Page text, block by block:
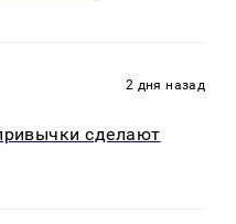
2 дня назад
сделают